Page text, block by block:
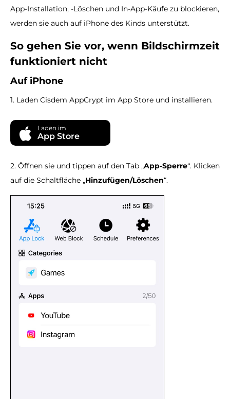
App-Installation, -Löschen und In-App-Käufe zu blockieren,
werden sie auch auf iPhone des Kinds unterstützt.
So gehen Sie vor, wenn Bildschirmzeit
funktioniert nicht
Auf iPhone
1. Laden Cisdem AppCrypt im App Store und installieren.
Laden im
App Store
2. Öffnen sie und tippen auf den Tab „App-Sperre“. Klicken
auf die Schaltfläche „Hinzufügen/Löschen“.